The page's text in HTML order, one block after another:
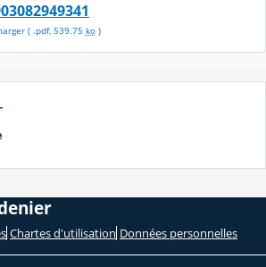
( .pdf, 539.75 ko)
Chartes d'utilisation Données personnelles